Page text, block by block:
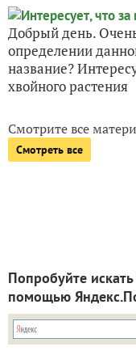
Добрый день.
определении
название?
хвойного растения
Смотрите все
Смотреть все
Попробуйте
помощью